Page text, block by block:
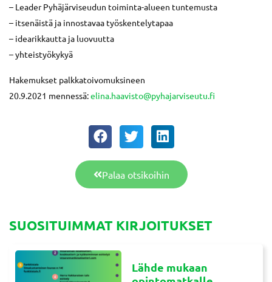
– Leader Pyhäjärviseudun toiminta-alueen tuntemusta
– itsenäistä ja innostavaa työskentelytapaa
– idearikkautta ja luovuutta
– yhteistyökykyä
Hakemukset palkkatoivomuksineen
20.9.2021 mennessä:elina.haavisto@pyhajarviseutu.fi
Palaa otsikoihin
SUOSITUIMMAT KIRJOITUKSET
Lähde mukaan